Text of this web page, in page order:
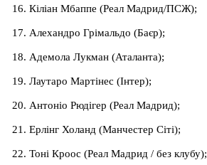
Кіліан Мбаппе (Реал Мадрид/ПСЖ);
Алехандро Грімальдо (Баєр);
Адемола Лукман (Аталанта);
Лаутаро Мартінес (Інтер);
Антоніо Рюдігер (Реал Мадрид);
Ерлінг Холанд (Манчестер Сіті);
Тоні Кроос (Реал Мадрид / без клубу);